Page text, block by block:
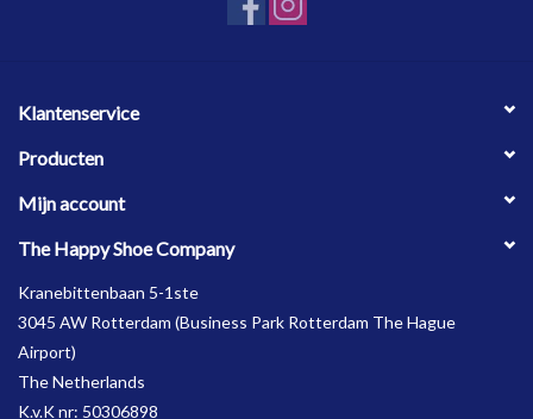
Klantenservice
Producten
Mijn account
The Happy Shoe Company
Kranebittenbaan 5-1ste
3045 AW Rotterdam (Business Park Rotterdam The Hague
Airport)
The Netherlands
K.v.K nr: 50306898